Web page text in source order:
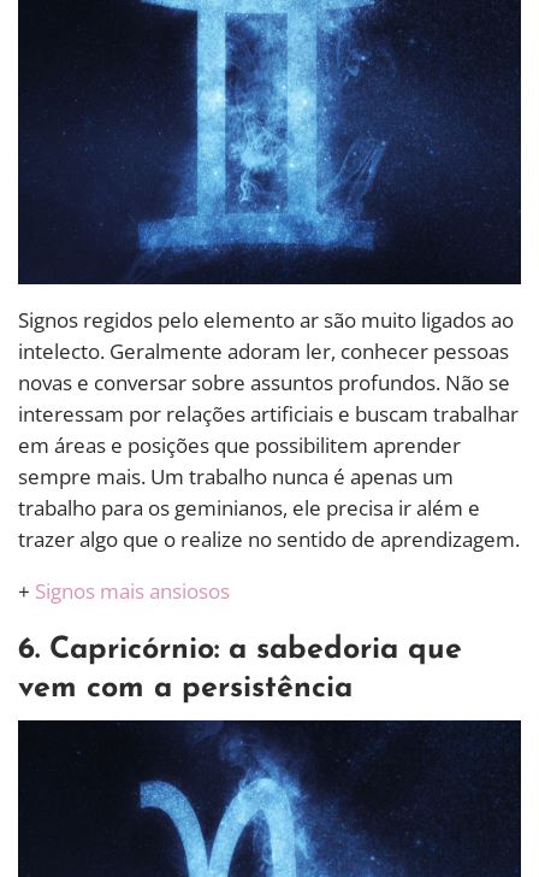
Signos regidos pelo elemento ar são muito ligados ao
intelecto. Geralmente adoram ler, conhecer pessoas
novas e conversar sobre assuntos profundos. Não se
interessam por relações artificiais e buscam trabalhar
em áreas e posições que possibilitem aprender
sempre mais. Um trabalho nunca é apenas um
trabalho para os geminianos, ele precisa ir além e
trazer algo que o realize no sentido de aprendizagem.
+ Signos mais ansiosos
6. Capricórnio: a sabedoria que
vem com a persistência